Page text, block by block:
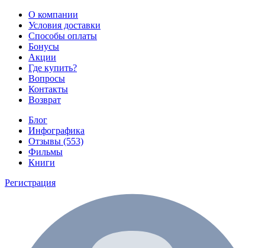
О компании
Условия доставки
Способы оплаты
Бонусы
Акции
Где купить?
Вопросы
Контакты
Возврат
Блог
Инфографика
Отзывы (553)
Фильмы
Книги
Регистрация